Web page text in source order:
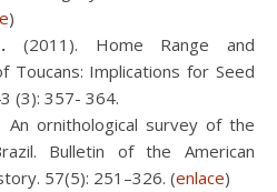
)
(2011). Home Range and
Toucans: Implications for Seed
(3): 357- 364.
An ornithological survey of the
Bulletin of the American
57(5): 251–326. (enlace)